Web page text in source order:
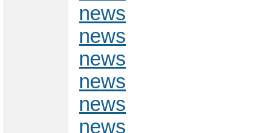
news
news
news
news
news
news